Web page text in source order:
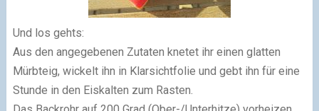
Und los gehts:
Aus den angegebenen Zutaten knetet ihr einen glatten
Mürbteig, wickelt ihn in Klarsichtfolie und gebt ihn für eine
Stunde in den Eiskalten zum Rasten.